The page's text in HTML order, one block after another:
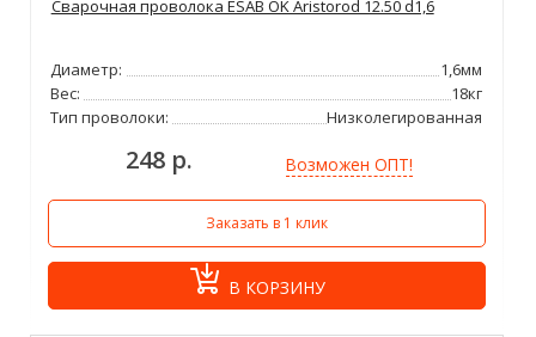
Сварочная проволока ESAB OK Aristorod 12.50 d1,6
Диаметр:
1,6мм
Вес:
18кг
Тип проволоки:
Низколегированная
248 р. Возможен ОПТ!
Заказать в 1 клик
В КОРЗИНУ